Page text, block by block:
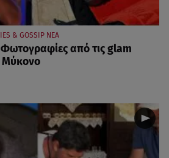
& GOSSIP ΝΕΑ
από τις glam
Μύκονο